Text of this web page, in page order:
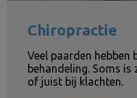
Chiropractie
Veel paarden hebben
behandeling. Soms is
of juist bij klachten.